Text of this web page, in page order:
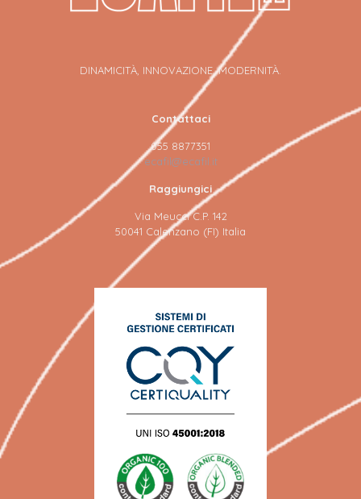
DINAMICITÀ, INNOVAZIONE, MODERNITÀ.
Contattaci
055 8877351
ecafil@ecafil.it
Raggiungici
Via Meucci C.P. 142
50041 Calenzano (FI) Italia